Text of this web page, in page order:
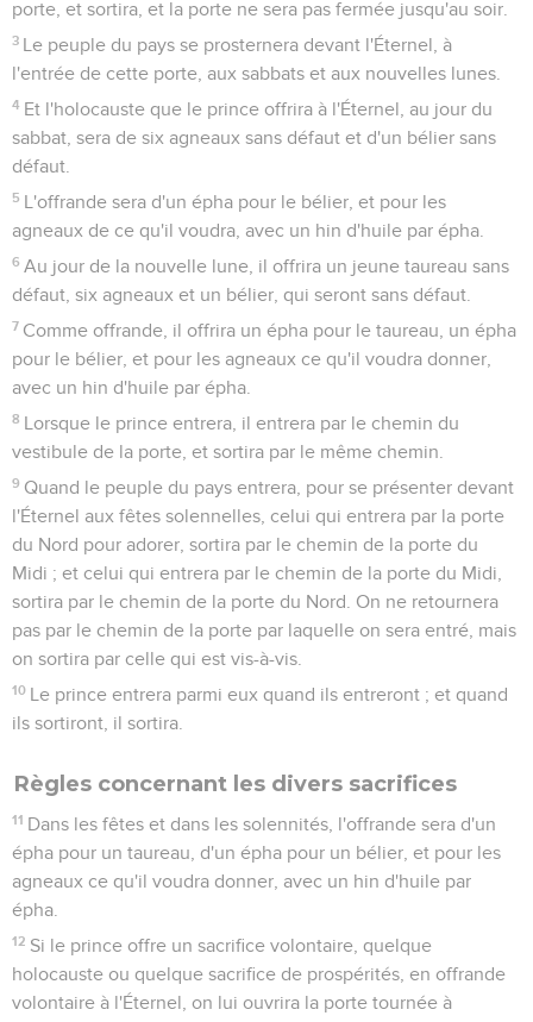
porte, et sortira, et la porte ne sera pas fermée jusqu'au soir.
3 Le peuple du pays se prosternera devant l'Éternel, à
l'entrée de cette porte, aux sabbats et aux nouvelles lunes.
4 Et l'holocauste que le prince offrira à l'Éternel, au jour du
sabbat, sera de six agneaux sans défaut et d'un bélier sans
défaut.
5 L'offrande sera d'un épha pour le bélier, et pour les
agneaux de ce qu'il voudra, avec un hin d'huile par épha.
6 Au jour de la nouvelle lune, il offrira un jeune taureau sans
défaut, six agneaux et un bélier, qui seront sans défaut.
7 Comme offrande, il offrira un épha pour le taureau, un épha
pour le bélier, et pour les agneaux ce qu'il voudra donner,
avec un hin d'huile par épha.
8 Lorsque le prince entrera, il entrera par le chemin du
vestibule de la porte, et sortira par le même chemin.
9 Quand le peuple du pays entrera, pour se présenter devant
l'Éternel aux fêtes solennelles, celui qui entrera par la porte
du Nord pour adorer, sortira par le chemin de la porte du
Midi ; et celui qui entrera par le chemin de la porte du Midi,
sortira par le chemin de la porte du Nord. On ne retournera
pas par le chemin de la porte par laquelle on sera entré, mais
on sortira par celle qui est vis-à-vis.
10 Le prince entrera parmi eux quand ils entreront ; et quand
ils sortiront, il sortira.
Règles concernant les divers sacrifices
11 Dans les fêtes et dans les solennités, l'offrande sera d'un
épha pour un taureau, d'un épha pour un bélier, et pour les
agneaux ce qu'il voudra donner, avec un hin d'huile par
épha.
12 Si le prince offre un sacrifice volontaire, quelque
holocauste ou quelque sacrifice de prospérités, en offrande
volontaire à l'Éternel, on lui ouvrira la porte tournée à